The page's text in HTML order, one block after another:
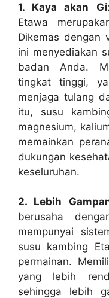
1. Kaya akan
Etawa
Dikemas dengan
ini menyediakan
badan Anda.
tingkat tinggi,
menjaga tulang
itu, susu
magnesium,
memainkan
dukungan
keseluruhan.
2. Lebih
berusaha
mempunyai
susu kambing
permainan.
yang lebih
sehingga lebih